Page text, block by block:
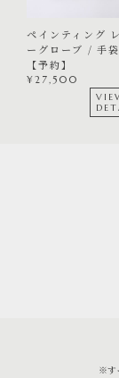
ペインティング
ーグローブ / 手袋
【予約】
¥27,500
※す